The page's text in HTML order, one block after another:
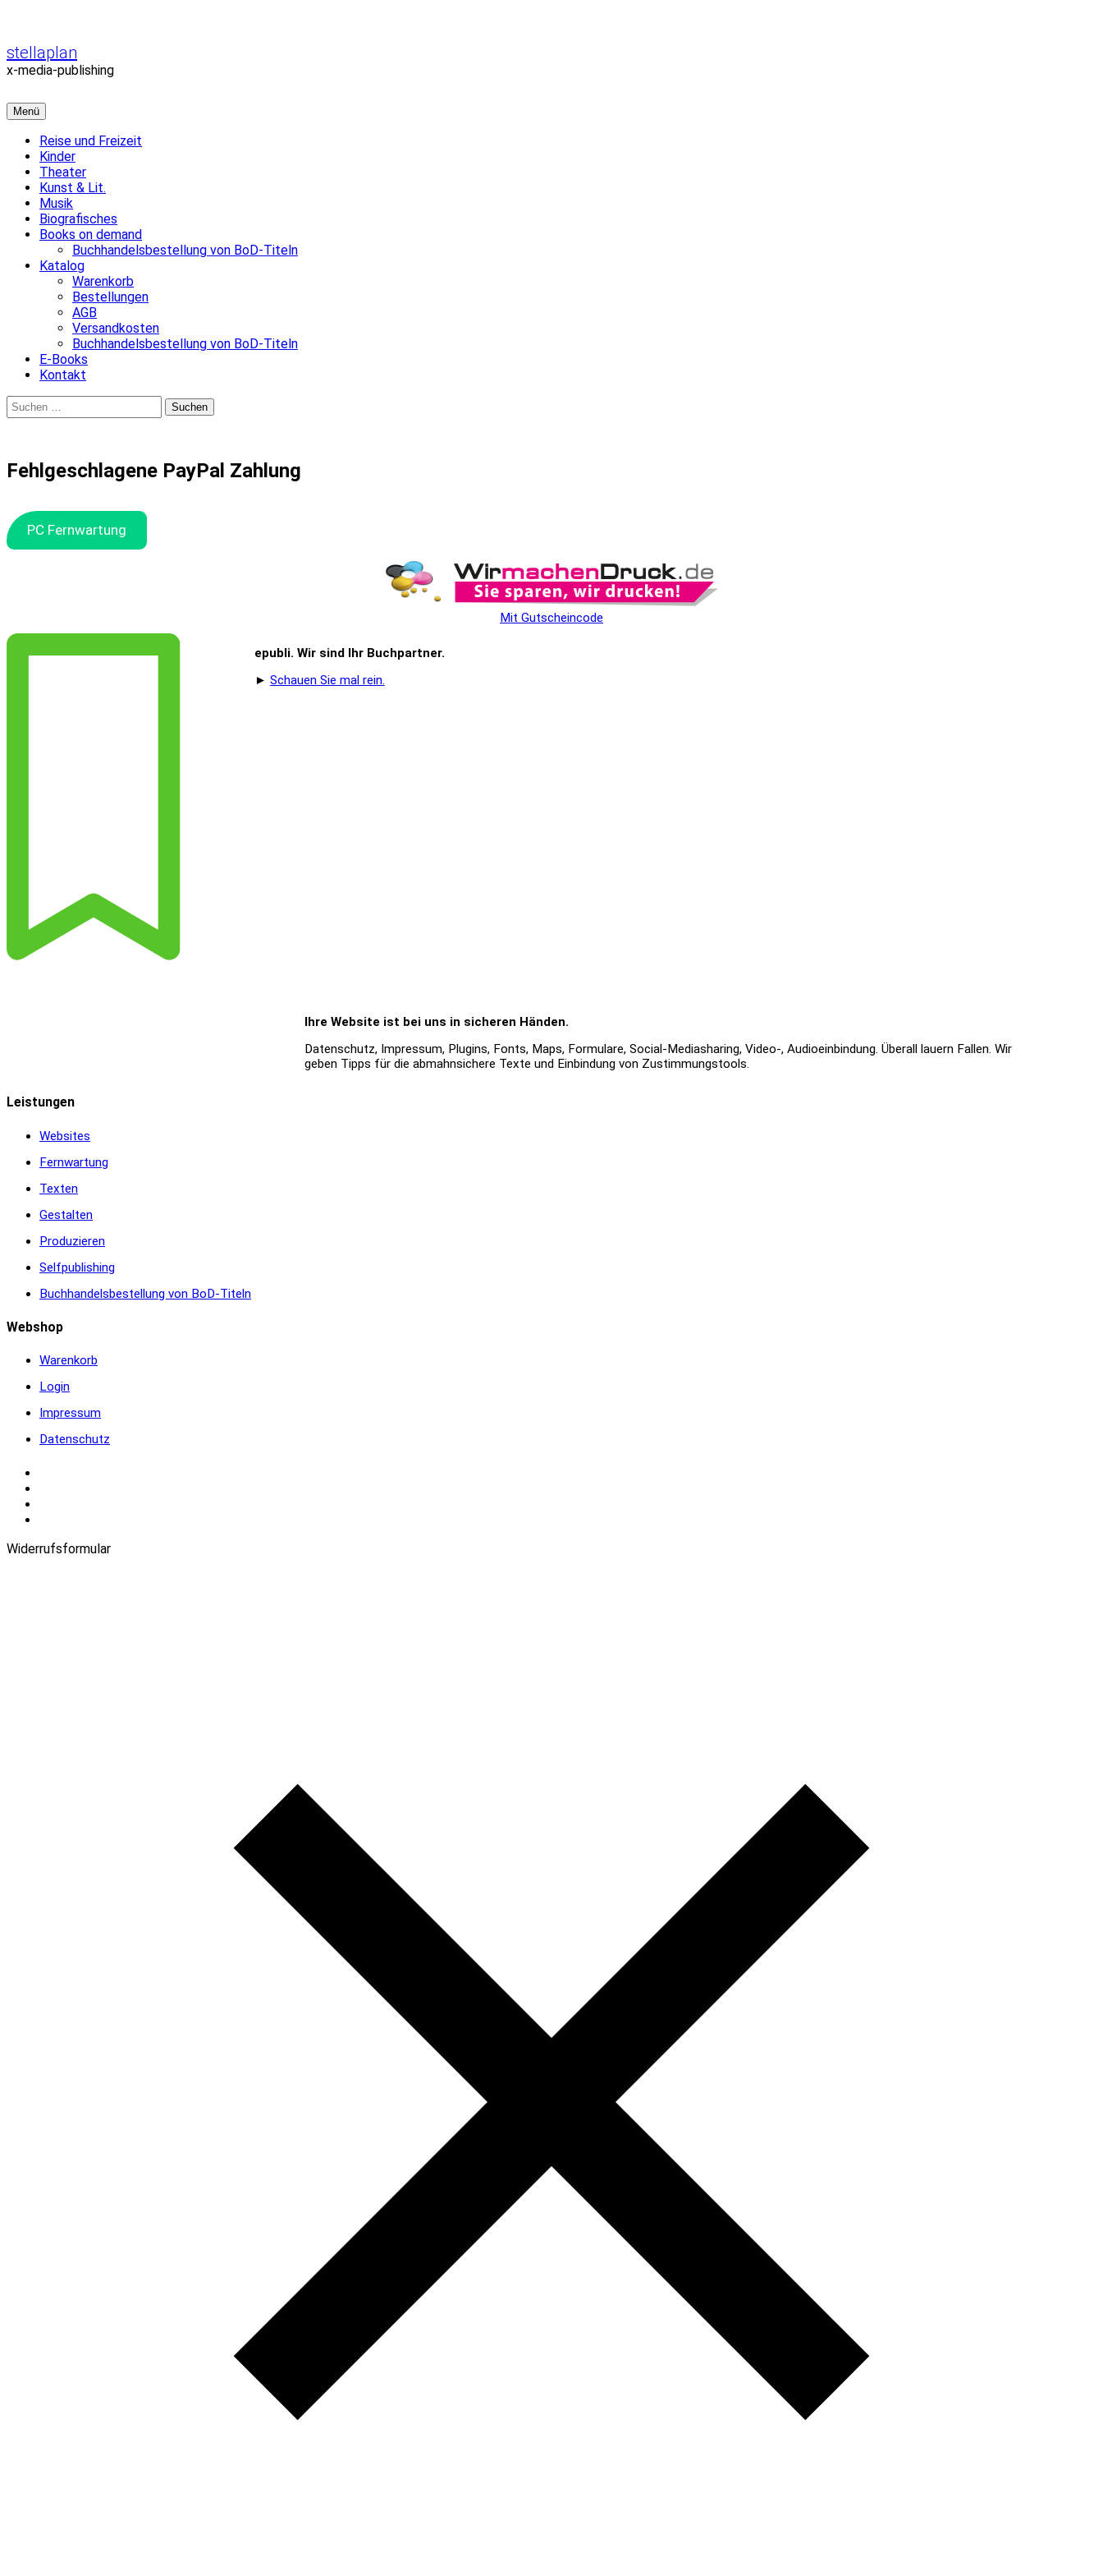
überspringen
stellaplan
x-media-publishing
Menü
Reise und Freizeit
Kinder
Theater
Kunst & Lit.
Musik
Biografisches
Books on demand
Buchhandelsbestellung von BoD-Titeln
Katalog
Warenkorb
Bestellungen
AGB
Versandkosten
Buchhandelsbestellung von BoD-Titeln
E-Books
Kontakt
Suchen
nach:
Fehlgeschlagene PayPal Zahlung
PC Fernwartung
Mit Gutscheincode
epubli. Wir sind Ihr Buchpartner.
► Schauen Sie mal rein.
Ihre Website ist bei uns in sicheren Händen.
Datenschutz, Impressum, Plugins, Fonts, Maps, Formulare, Social-Mediasharing, Video-, Audioeinbindung. Überall lauern Fallen. Wir
geben Tipps für die abmahnsichere Texte und Einbindung von Zustimmungstools.
Leistungen
Websites
Fernwartung
Texten
Gestalten
Produzieren
Selfpublishing
Buchhandelsbestellung von BoD-Titeln
Webshop
Warenkorb
Login
Impressum
Datenschutz
Widerrufsformular